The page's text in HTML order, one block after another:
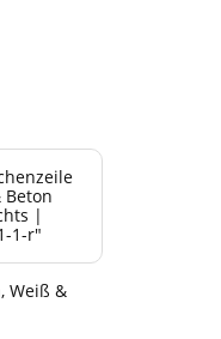
Weiß &